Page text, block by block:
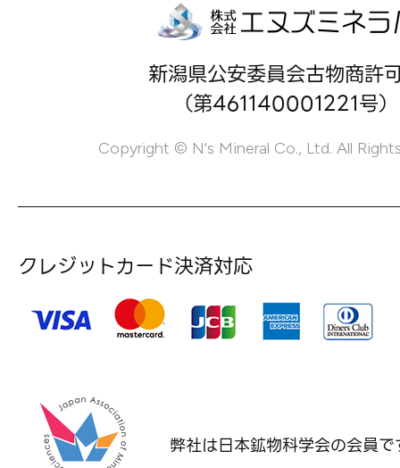
新潟県公安委員会古物商許
（第461140001221号）
Copyright © N's Mineral Co., Ltd. All
クレジットカード決済対応
弊社は日本鉱物科学会の会員で